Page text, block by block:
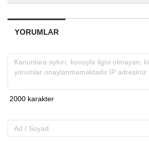
YORUMLAR